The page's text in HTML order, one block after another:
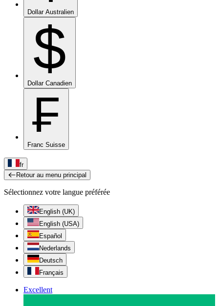
Dollar Australien
$
Dollar Canadien
₣
Franc Suisse
fr
Retour au menu principal
Sélectionnez votre langue préférée
English (UK)
English (USA)
Español
Nederlands
Deutsch
Français
Excellent